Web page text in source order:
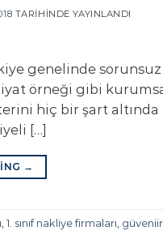
TARIHINDE YAYINLANDI
genelinde
örneği gibi kurumsal
hiç bir şart
[…]
→
, 1. sınıf nakliye firmaları, güveniir